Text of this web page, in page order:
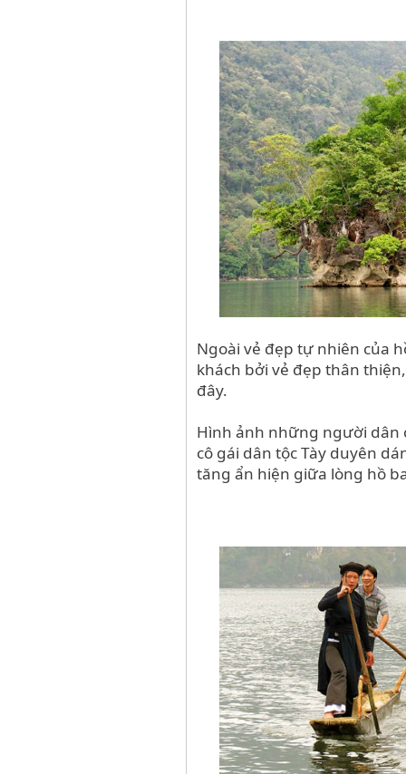
Ngoài vẻ đẹp tự nhiên của
khách bởi vẻ đẹp thân
đây.
Hình ảnh những người
cô gái dân tộc Tày duyên
tăng ẩn hiện giữa lòng hồ